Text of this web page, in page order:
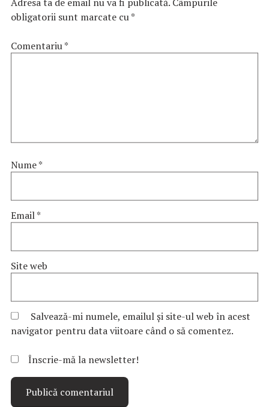
obligatorii sunt marcate cu*
Comentariu*
Nume*
Email*
Site web
Salvează-mi numele, emailul și site-ul web în acest
navigator pentru data viitoare când o să comentez.
Înscrie-mă la newsletter!